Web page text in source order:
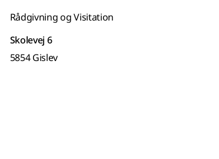
Rådgivning og Visitation
Skolevej 6
5854 Gislev